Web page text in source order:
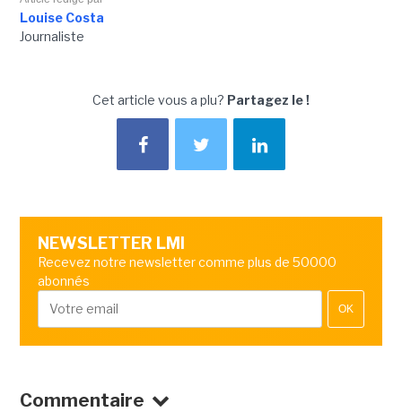
Louise Costa
Journaliste
Cet article vous a plu? Partagez le !
NEWSLETTER LMI
Recevez notre newsletter comme plus de 50000
abonnés
OK
Commentaire